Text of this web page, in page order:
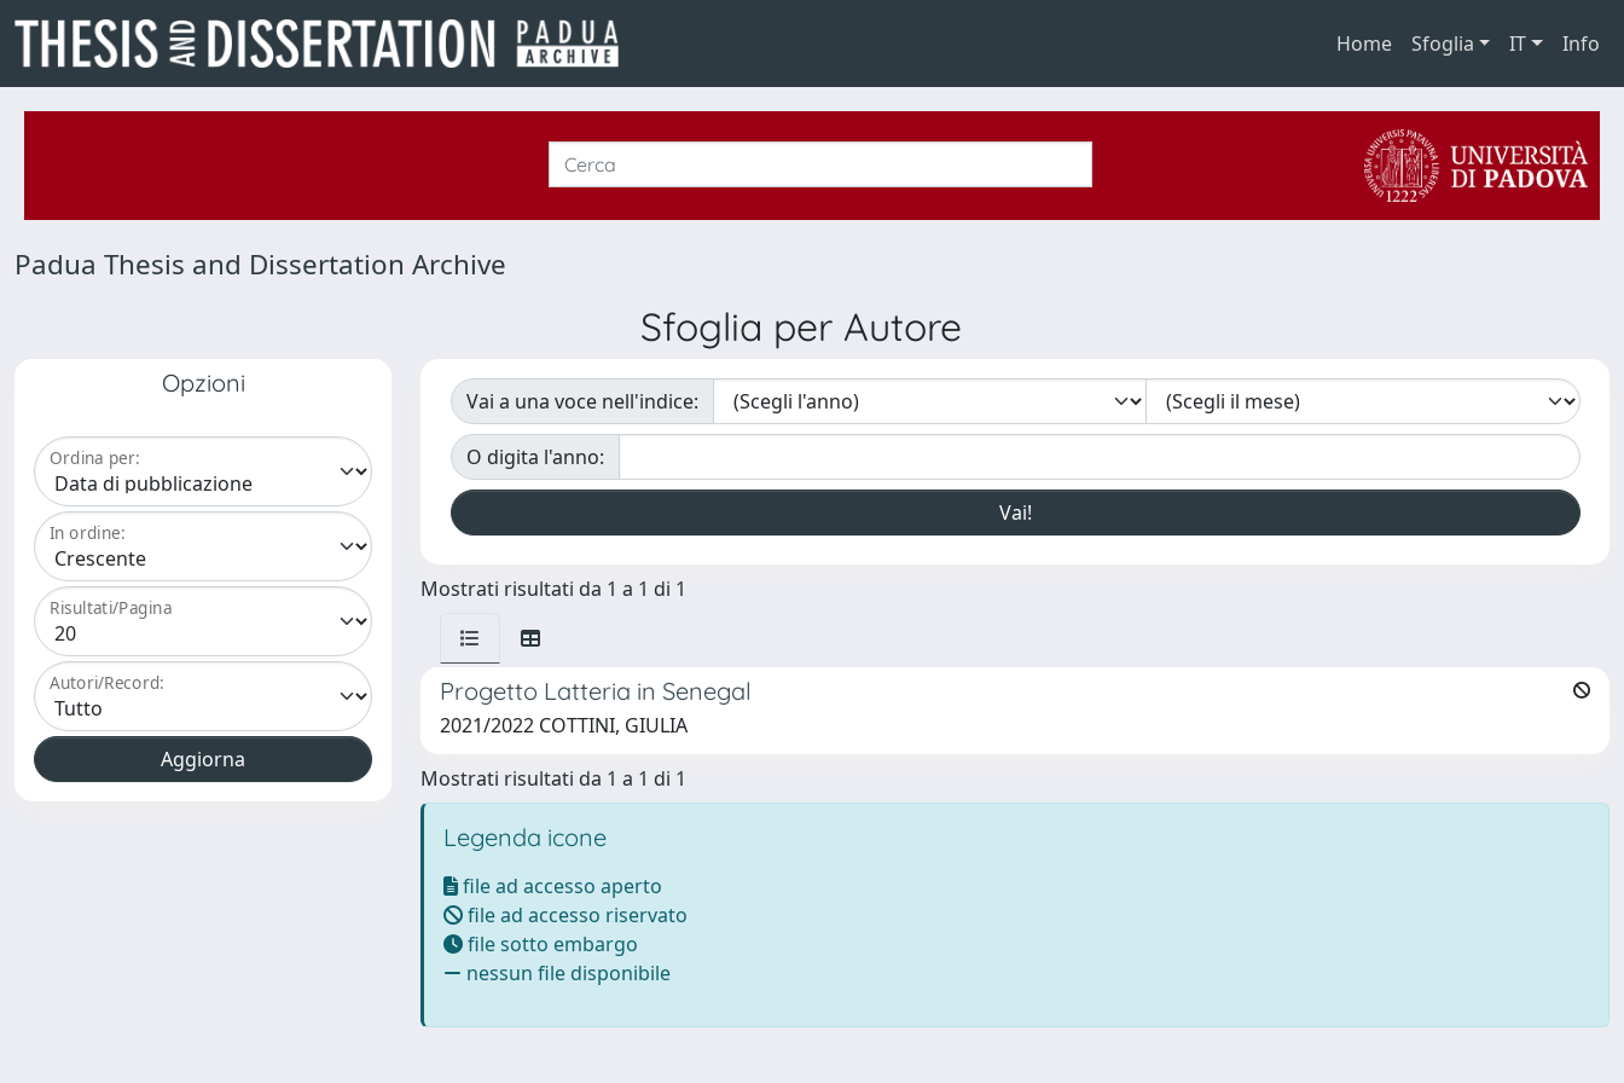
Home Sfoglia IT Info
Padua Thesis and Dissertation Archive
Sfoglia per Autore
Opzioni
Ordina per:
In ordine:
Risultati/Pagina
Autori/Record:
Vai a una voce nell'indice:
O digita l'anno:
Mostrati risultati da 1 a 1 di 1
Progetto Latteria in Senegal
2021/2022 COTTINI, GIULIA
Mostrati risultati da 1 a 1 di 1
Legenda icone
file ad accesso aperto
file ad accesso riservato
file sotto embargo
nessun file disponibile